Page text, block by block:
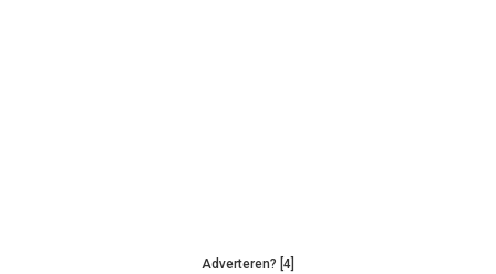
Adverteren? [4]